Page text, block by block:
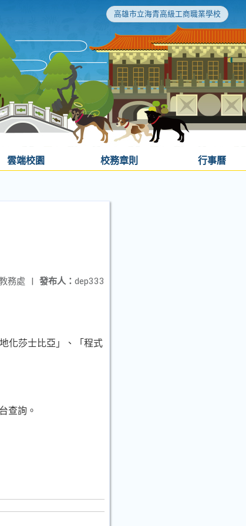
高雄市立海青高級工商職業學校
雲端校園 校務章則 行事曆
發布人： dep333
務處 |
化莎士比亞」、「程式
查詢。